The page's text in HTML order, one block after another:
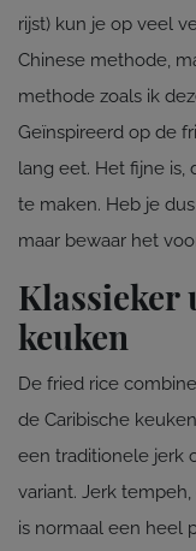
rijst) kun je op veel
Chinese methode,
methode zoals ik
Geïnspireerd op de
lang eet. Het fijne is,
te maken. Heb je
maar bewaar het
Klassieker
keuken
De fried rice
de Caribische
een traditionele jerk
variant. Jerk
is normaal een heel